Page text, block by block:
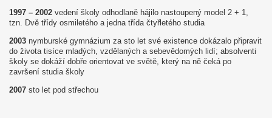
1997 – 2002 vedení školy odhodlaně hájilo nastoupený model 2 + 1,
tzn. Dvě třídy osmiletého a jedna třída čtyřletého studia
2003 nymburské gymnázium za sto let své existence dokázalo připravit
do života tisíce mladých, vzdělaných a sebevědomých lidí; absolventi
školy se dokáží dobře orientovat ve světě, který na ně čeká po
završení studia školy
2007 sto let pod střechou